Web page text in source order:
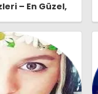
– En Güzel,